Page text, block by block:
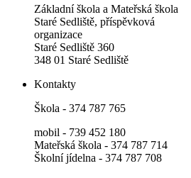
Základní škola a Mateřská škola
Staré Sedliště, příspěvková
organizace
Staré Sedliště 360
348 01 Staré Sedliště
Kontakty
Škola - 374 787 765
mobil - 739 452 180
Mateřská škola - 374 787 714
Školní jídelna - 374 787 708